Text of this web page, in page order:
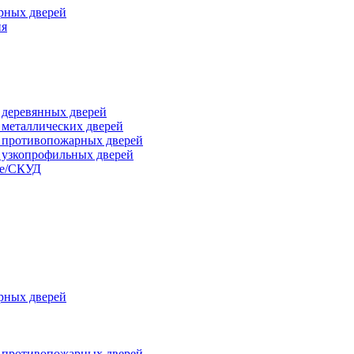
дверей
дверей
дверей
дверей
дверей
СКУД
дверей